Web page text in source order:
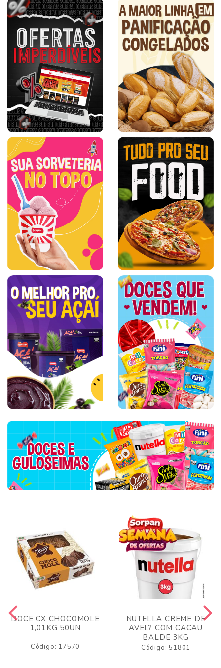
DOCE CX CHOCOMOLE
1,01KG 50UN
Código: 17570
NUTELLA CREME DE
AVEL? COM CACAU
BALDE 3KG
Código: 51801